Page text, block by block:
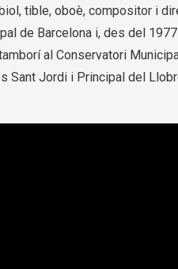
tible, oboè, compositor i
de Barcelona i, des del
al Conservatori
Sant Jordi i Principal del